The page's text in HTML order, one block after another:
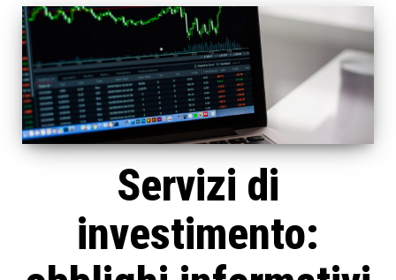
Servizi di
investimento: